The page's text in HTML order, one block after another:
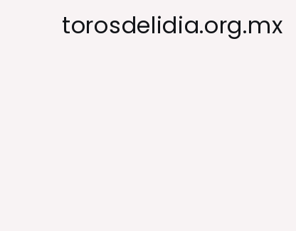
torosdelidia.org.mx